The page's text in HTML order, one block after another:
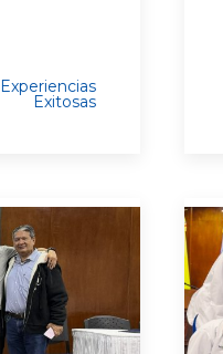
Experiencias
Exitosas